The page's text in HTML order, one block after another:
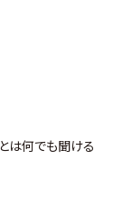
は何でも聞ける